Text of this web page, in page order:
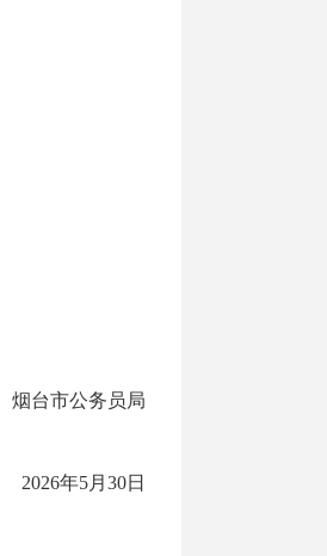
烟台市公务员局
2026年5月30日